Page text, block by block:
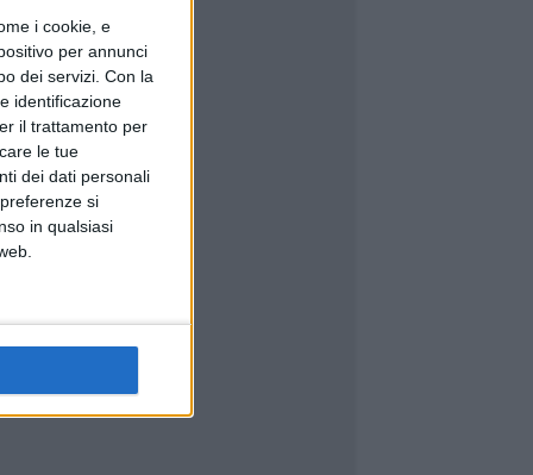
i cookie, e
per annunci
dei servizi. Con la
identificazione
il trattamento per
le tue
dei dati personali
si
in qualsiasi